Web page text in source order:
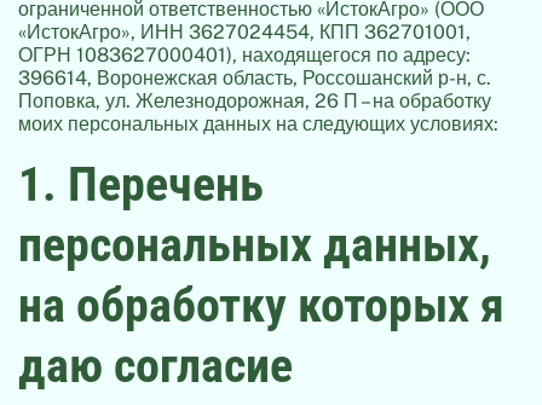
ограниченной ответственностью «ИстокАгро» (ООО
«ИстокАгро», ИНН 3627024454, КПП 362701001,
ОГРН 1083627000401), находящегося по адресу:
396614, Воронежская область, Россошанский р-н, с.
Поповка, ул. Железнодорожная, 26 П – на обработку
моих персональных данных на следующих условиях:
1. Перечень
персональных данных,
на обработку которых я
даю согласие